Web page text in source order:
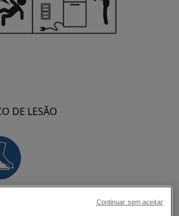
DE LESÃO
Para os aparelhos pesados é
Continuar sem aceitar